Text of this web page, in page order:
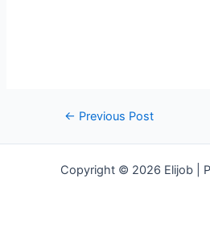
← Previous Post
Copyright © 2026 Elijob |